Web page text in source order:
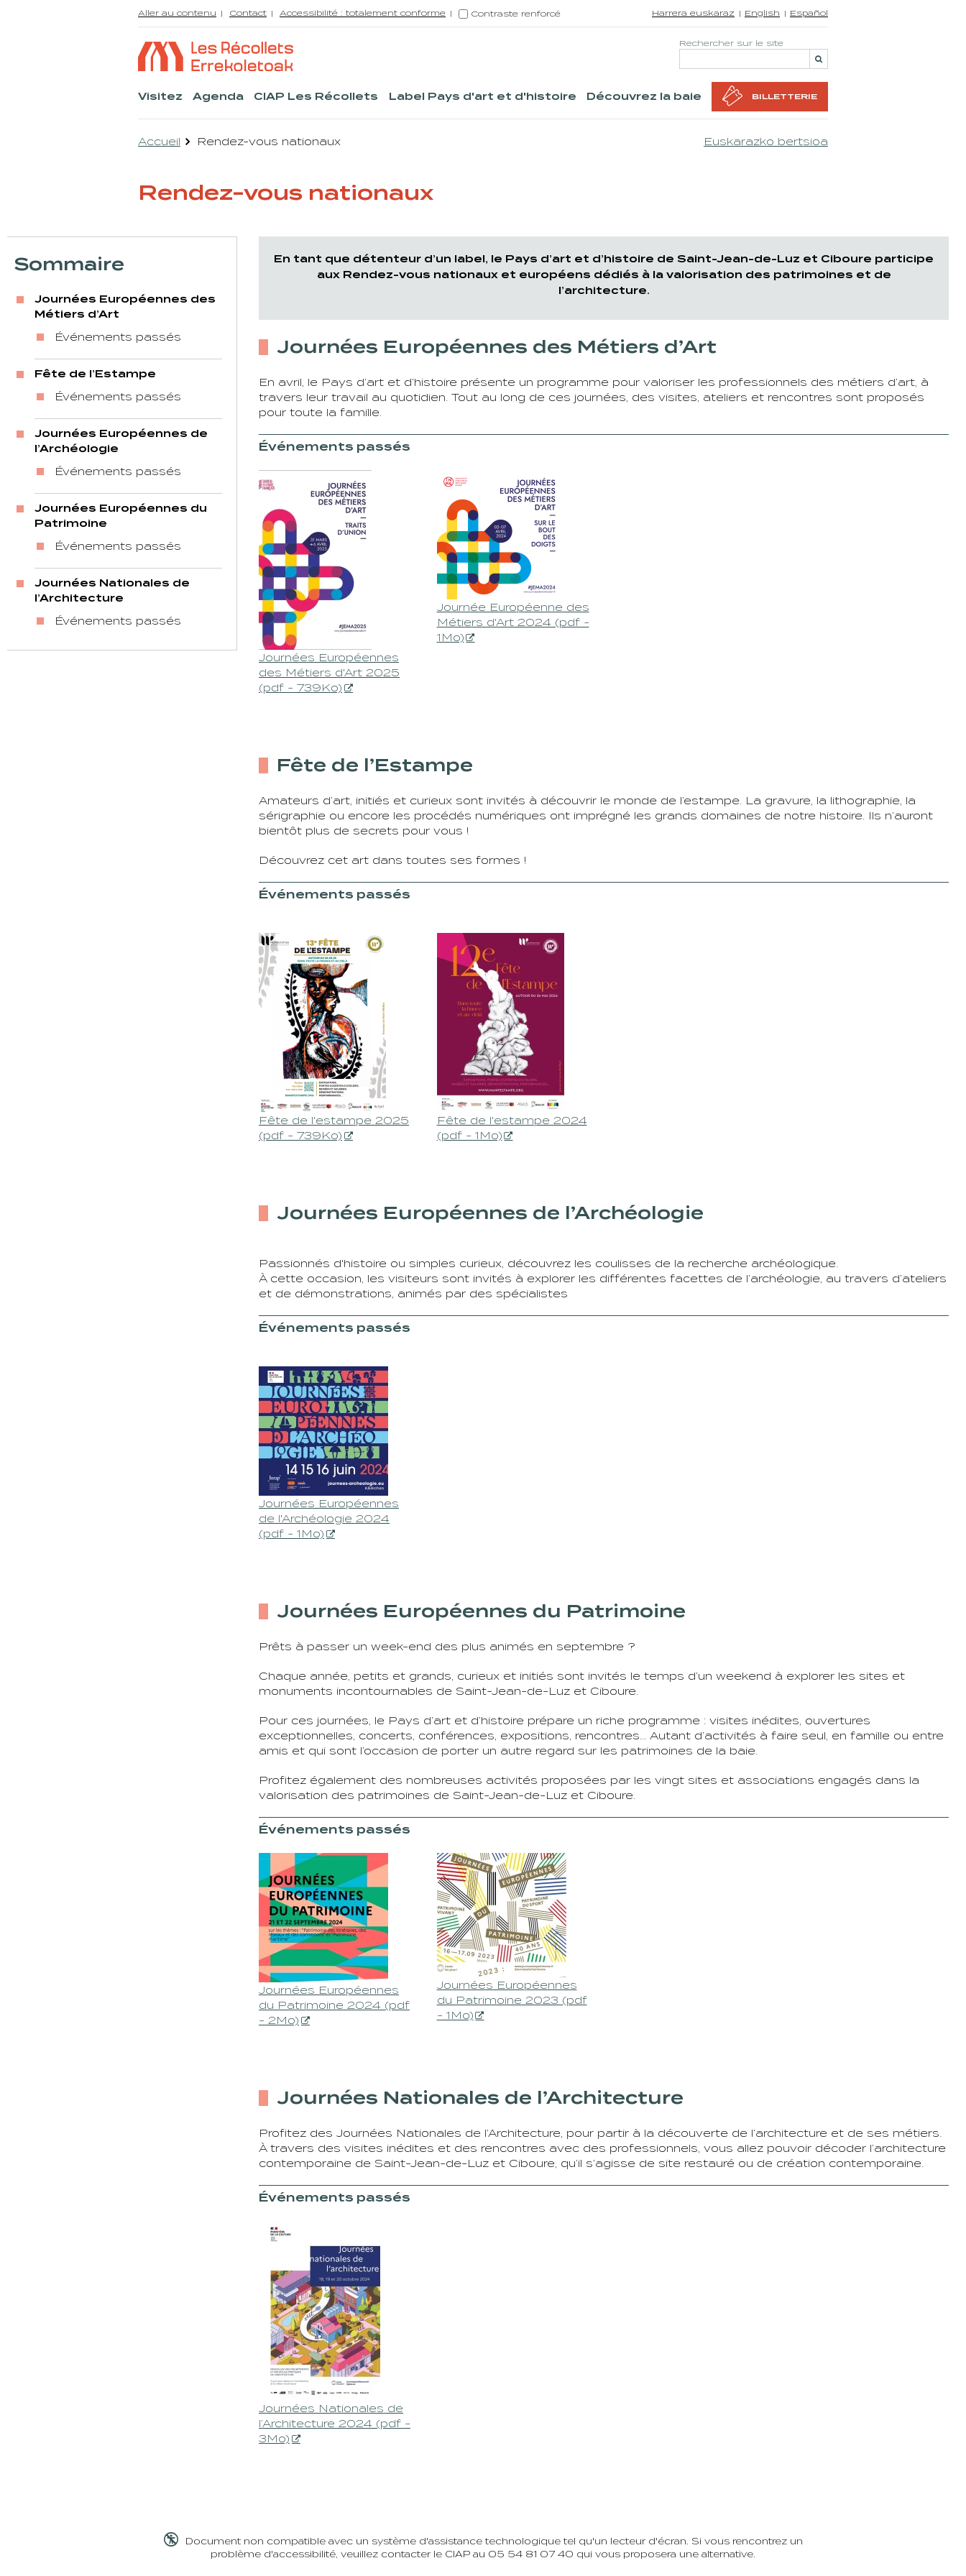
Aller au contenu Contact Accessibilité : totalement conforme Contraste renforcé Harrera euskaraz English Español
Rechercher sur le site
Visitez Agenda CIAP Les Récollets Label Pays d'art et d'histoire Découvrez la baie BILLETTERIE
Accueil Rendez-vous nationaux Euskarazko bertsioa
Rendez-vous nationaux
Sommaire
Journées Européennes des
Métiers d’Art
Événements passés
Fête de l’Estampe
Événements passés
Journées Européennes de
l’Archéologie
Événements passés
Journées Européennes du
Patrimoine
Événements passés
Journées Nationales de
l’Architecture
Événements passés
En tant que détenteur d’un label, le Pays d’art et d’histoire de Saint-Jean-de-Luz et Ciboure participe
aux Rendez-vous nationaux et européens dédiés à la valorisation des patrimoines et de
l’architecture.
Journées Européennes des Métiers d’Art
En avril, le Pays d’art et d’histoire présente un programme pour valoriser les professionnels des métiers d’art, à
travers leur travail au quotidien. Tout au long de ces journées, des visites, ateliers et rencontres sont proposés
pour toute la famille.
Événements passés
Journées Européennes
des Métiers d'Art 2025
(pdf - 739Ko)
Journée Européenne des
Métiers d'Art 2024 (pdf -
1Mo)
Fête de l’Estampe
Amateurs d’art, initiés et curieux sont invités à découvrir le monde de l’estampe. La gravure, la lithographie, la
sérigraphie ou encore les procédés numériques ont imprégné les grands domaines de notre histoire. Ils n’auront
bientôt plus de secrets pour vous !
Découvrez cet art dans toutes ses formes !
Événements passés
Fête de l'estampe 2025
(pdf - 739Ko)
Fête de l'estampe 2024
(pdf - 1Mo)
Journées Européennes de l’Archéologie
Passionnés d'histoire ou simples curieux, découvrez les coulisses de la recherche archéologique.
À cette occasion, les visiteurs sont invités à explorer les différentes facettes de l’archéologie, au travers d’ateliers
et de démonstrations, animés par des spécialistes
Événements passés
Journées Européennes
de l'Archéologie 2024
(pdf - 1Mo)
Journées Européennes du Patrimoine
Prêts à passer un week-end des plus animés en septembre ?
Chaque année, petits et grands, curieux et initiés sont invités le temps d’un weekend à explorer les sites et
monuments incontournables de Saint-Jean-de-Luz et Ciboure.
Pour ces journées, le Pays d’art et d’histoire prépare un riche programme : visites inédites, ouvertures
exceptionnelles, concerts, conférences, expositions, rencontres… Autant d’activités à faire seul, en famille ou entre
amis et qui sont l’occasion de porter un autre regard sur les patrimoines de la baie.
Profitez également des nombreuses activités proposées par les vingt sites et associations engagés dans la
valorisation des patrimoines de Saint-Jean-de-Luz et Ciboure.
Événements passés
Journées Européennes
du Patrimoine 2024 (pdf
- 2Mo)
Journées Européennes
du Patrimoine 2023 (pdf
- 1Mo)
Journées Nationales de l’Architecture
Profitez des Journées Nationales de l’Architecture, pour partir à la découverte de l’architecture et de ses métiers.
À travers des visites inédites et des rencontres avec des professionnels, vous allez pouvoir décoder l’architecture
contemporaine de Saint-Jean-de-Luz et Ciboure, qu’il s’agisse de site restauré ou de création contemporaine.
Événements passés
Journées Nationales de
l’Architecture 2024 (pdf -
3Mo)

Document non compatible avec un système d'assistance technologique tel qu'un lecteur d'écran. Si vous rencontrez un
problème d'accessibilité, veuillez contacter le CIAP au 05 54 81 07 40 qui vous proposera une alternative.